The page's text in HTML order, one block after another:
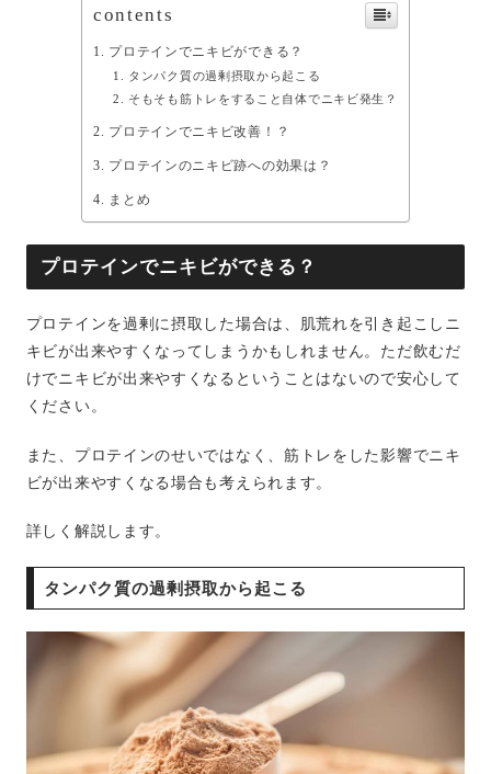
contents
プロテインでニキビができる？
タンパク質の過剰摂取から起こる
そもそも筋トレをすること自体でニキビ発生？
プロテインでニキビ改善！？
プロテインのニキビ跡への効果は？
まとめ
プロテインでニキビができる？
プロテインを過剰に摂取した場合は、肌荒れを引き起こしニ
キビが出来やすくなってしまうかもしれません。ただ飲むだ
けでニキビが出来やすくなるということはないので安心して
ください。
また、プロテインのせいではなく、筋トレをした影響でニキ
ビが出来やすくなる場合も考えられます。
詳しく解説します。
タンパク質の過剰摂取から起こる